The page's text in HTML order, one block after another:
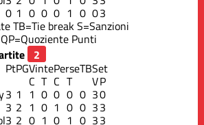
0 1 0 0 0 1 0 03
TB=Tie breakS=Sanzioni
QP=Quoziente Punti
PtPGVintePerseTBSet
C T C T VP
3 1 1 0 0 0 0 30
3 2 1 0 1 0 0 33
3 2 0 1 0 1 0 33